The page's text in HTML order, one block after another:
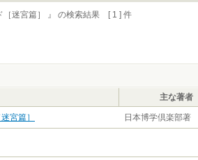
［迷宮篇］ 』 の検索結果 [ 1 ] 件
主な著者
宮篇］ 日本博学倶楽部著